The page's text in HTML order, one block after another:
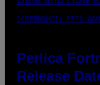
SCREENSHOT: EPIC
Perlica
Release